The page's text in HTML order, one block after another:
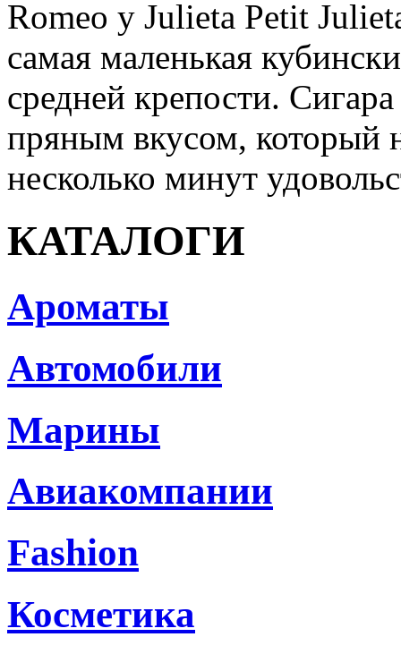
Romeo y Julieta Petit
самая маленькая
средней крепости.
пряным вкусом, который
несколько минут
КАТАЛОГИ
Ароматы
Автомобили
Марины
Авиакомпании
Fashion
Косметика